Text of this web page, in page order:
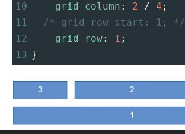
10
grid-column : 2 / 4 ;
11
/* grid-row-start: 1; */
12
grid-row: 1 ;
13 }